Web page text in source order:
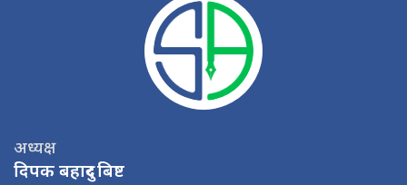
अध्यक्ष
दिपक बहादुर बिष्ट